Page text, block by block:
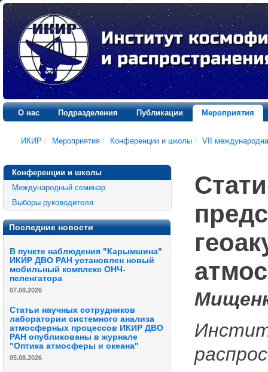
О нас Подразделения Публикации Мероприятия
ИКИР / Мероприятия / Конференции и школы / VII
Конференции и школы
Международный семинар
Выборы руководителя
Последние новости
В пункте наблюдения "Карымшина"
ИКИР ДВО РАН установлен новый
мобильный комплекс ОНЧ-
пеленгатора
07.08.2026
Статьи научных сотрудников
лаборатории системного анализа
атмосферных процессов ИКИР ДВО
РАН опубликованы в журнале
"Оптика атмосферы и океана"
05.08.2026